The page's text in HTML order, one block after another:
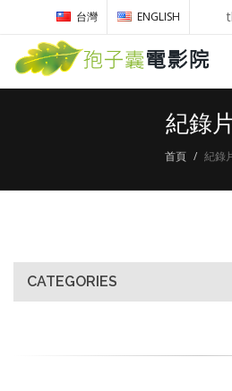
台灣 ENGLISH
紀錄
首頁 紀錄
CATEGORIES